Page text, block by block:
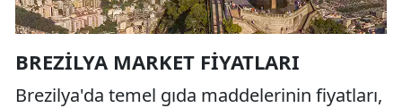
BREZILYA MARKET FIYATLARI
Brezilya'da temel gıda maddelerinin fiyatları,